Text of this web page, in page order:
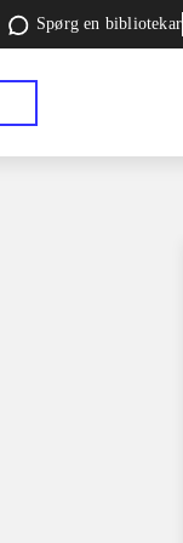
Spørg en bibliotekar